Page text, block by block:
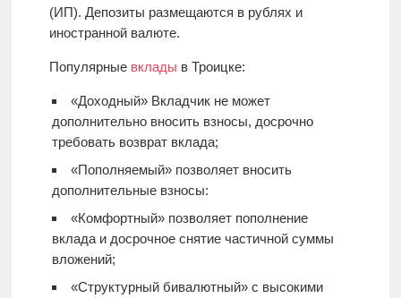
(ИП). Депозиты размещаются в рублях и
иностранной валюте.
Популярные вклады в Троицке:
«Доходный» Вкладчик не может
дополнительно вносить взносы, досрочно
требовать возврат вклада;
«Пополняемый» позволяет вносить
дополнительные взносы:
«Комфортный» позволяет пополнение
вклада и досрочное снятие частичной суммы
вложений;
«Структурный бивалютный» с высокими